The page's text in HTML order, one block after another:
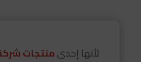
لأنها إحدىمنتجات